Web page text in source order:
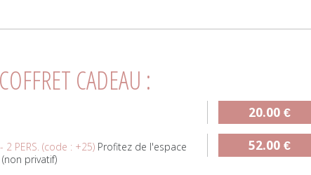
COFFRET CADEAU :
20.00 €
2 PERS. (code : +25)Profitez de l'espace
privatif)
52.00 €